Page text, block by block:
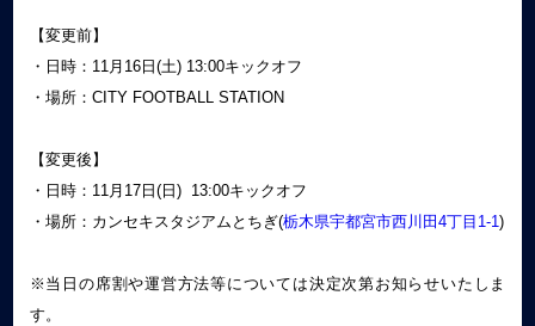
【変更前】
・日時：11月16日(土) 13:00キックオフ
・場所：CITY FOOTBALL STATION
【変更後】
・日時：11月17日(日) 13:00キックオフ
・場所：カンセキスタジアムとちぎ(栃木県宇都宮市西川田4丁目1-1)
※当日の席割や運営方法等については決定次第お知らせいたしま
す。